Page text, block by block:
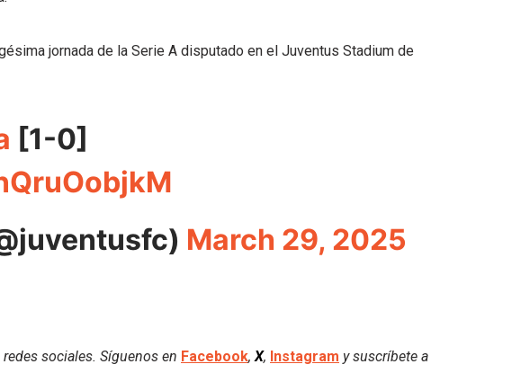
jornada de la Serie A disputado en el Juventus Stadium de
[1-0]
March 29, 2025
sociales. Síguenos en Facebook,X, Instagram y suscríbete a